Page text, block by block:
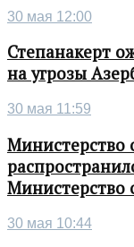
30 мая 12:00
Степанакерт
на угрозы
30 мая 11:59
Министерство
30 мая 10:44